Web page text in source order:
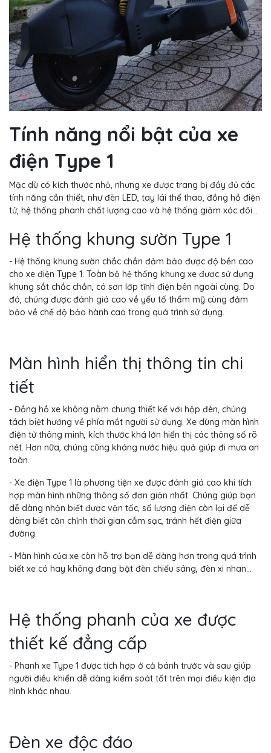
Tính năng nổi bật của xe
điện Type 1
Mặc dù có kích thước nhỏ, nhưng xe được trang bị đầy đủ các
tính năng cần thiết, như đèn LED, tay lái thể thao, đồng hồ điện
tử, hệ thống phanh chất lượng cao và hệ thống giảm xóc đôi...
Hệ thống khung sườn Type 1
- Hệ thống khung sườn chắc chắn đảm bảo được độ bền cao
cho xe điện Type 1. Toàn bộ hệ thống khung xe được sử dụng
khung sắt chắc chắn, có sơn lớp tĩnh điện bên ngoài cùng. Do
đó, chúng được đánh giá cao về yếu tố thẩm mỹ cùng đảm
bảo về chế độ bảo hành cao trong quá trình sử dụng.
Màn hình hiển thị thông tin chi
tiết
- Đồng hồ xe không nằm chung thiết kế với hộp đèn, chúng
tách biệt hướng về phía mắt người sử dụng. Xe dùng màn hình
điện tử thông minh, kích thước khá lớn hiển thị các thông số rõ
nét. Hơn nữa, chúng cũng kháng nước hiệu quả giúp đi mưa an
toàn.
- Xe điện Type 1 là phương tiện xe được đánh giá cao khi tích
hợp màn hình những thông số đơn giản nhất. Chúng giúp bạn
dễ dàng nhận biết được vận tốc, số lượng điện còn lại để dễ
dàng biết căn chỉnh thời gian cắm sạc, tránh hết điện giữa
đường.
- Màn hình của xe còn hỗ trợ bạn dễ dàng hơn trong quá trình
biết xe có hay không đang bật đèn chiếu sáng, đèn xi nhan...
Hệ thống phanh của xe được
thiết kế đẳng cấp
- Phanh xe Type 1 được tích hợp ở cả bánh trước và sau giúp
người điều khiển dễ dàng kiểm soát tốt trên mọi điều kiện địa
hình khác nhau.
Đèn xe độc đáo